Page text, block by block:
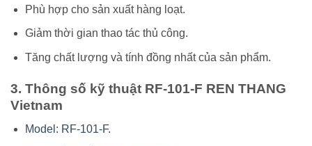
Phù hợp cho sản xuất hàng loạt.
Giảm thời gian thao tác thủ công.
Tăng chất lượng và tính đồng nhất của sản phẩm.
3. Thông số kỹ thuật RF-101-F REN THANG
Vietnam
Model: RF-101-F.